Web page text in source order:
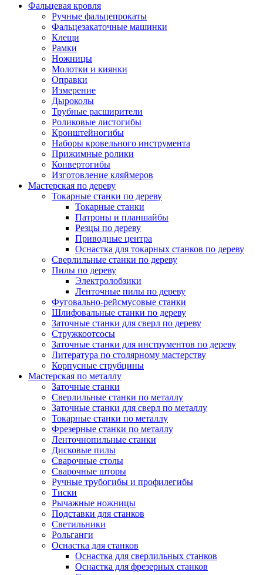
Фальцевая кровля
Ручные фальцепрокаты
Фальцезакаточные машинки
Клещи
Рамки
Ножницы
Молотки и киянки
Оправки
Измерение
Дыроколы
Трубные расширители
Роликовые листогибы
Кронштейногибы
Наборы кровельного инструмента
Прижимные ролики
Конвертогибы
Изготовление кляймеров
Мастерская по дереву
Токарные станки по дереву
Токарные станки
Патроны и планшайбы
Резцы по дереву
Приводные центра
Оснастка для токарных станков по дереву
Сверлильные станки по дереву
Пилы по дереву
Электролобзики
Ленточные пилы по дереву
Фуговально-рейсмусовые станки
Шлифовальные станки по дереву
Заточные станки для сверл по дереву
Стружкоотсосы
Заточные станки для инструментов по дереву
Литература по столярному мастерству
Корпусные струбцины
Мастерская по металлу
Заточные станки
Сверлильные станки по металлу
Заточные станки для сверл по металлу
Токарные станки по металлу
Фрезерные станки по металлу
Ленточнопильные станки
Дисковые пилы
Сварочные столы
Сварочные шторы
Ручные трубогибы и профилегибы
Тиски
Рычажные ножницы
Подставки для станков
Светильники
Рольганги
Оснастка для станков
Оснастка для сверлильных станков
Оснастка для фрезерных станков